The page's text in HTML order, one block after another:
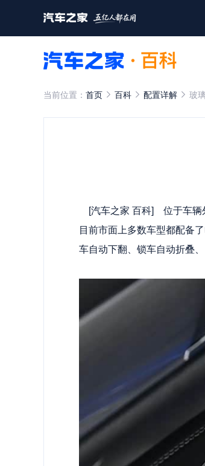
当前位置： 首页 百科 配置详解 玻
[汽车之家 百科] 位于车辆
目前市面上多数车型都配备
车自动下翻、锁车自动折叠、